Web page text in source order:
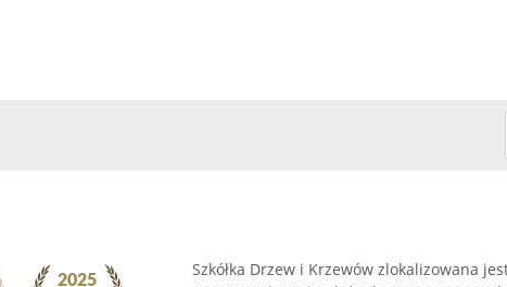
Szkółka Drzew i Krzewów zlokalizowana